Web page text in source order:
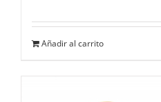
Añadir al carrito